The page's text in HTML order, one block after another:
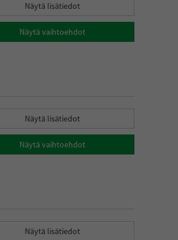
Näytä lisätiedot
Näytä vaihtoehdot
Näytä lisätiedot
Näytä vaihtoehdot
Näytä lisätiedot